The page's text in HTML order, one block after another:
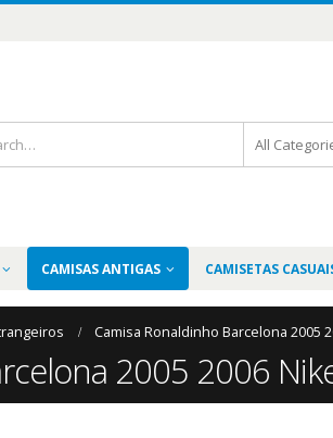
All
CAMISAS ANTIGAS CAMISETAS
Camisa Ronaldinho Barcelona 2005
2005 2006